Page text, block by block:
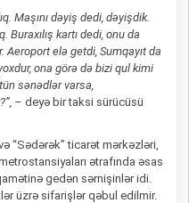
Maşını dəyiş dedi, dəyişdik.
Buraxılış kartı dedi, onu da
Aeroport elə getdi, Sumqayıt da
ona görə də bizi qul kimi
sənədlər varsa,
– deyə bir taksi sürücüsü
“Sədərək” ticarət mərkəzləri,
ətrafında əsas
gedən sərnişinlər idi.
üzrə sifarişlər qəbul edilmir.